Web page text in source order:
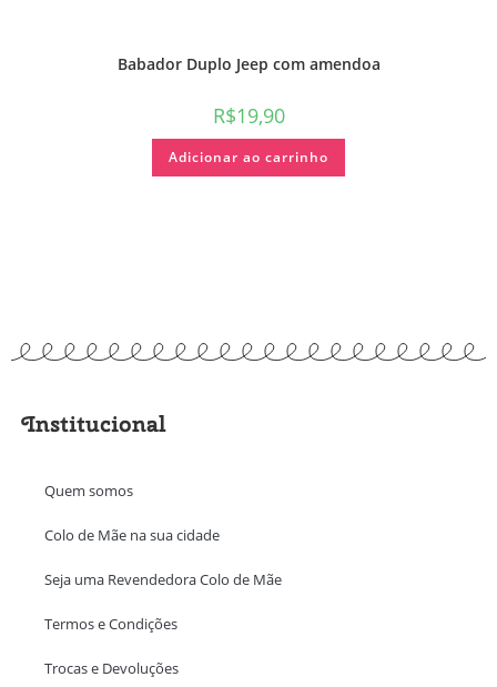
Babador Duplo Jeep com amendoa
R$19,90
Adicionar ao carrinho
Institucional
Quem somos
Colo de Mãe na sua cidade
Seja uma Revendedora Colo de Mãe
Termos e Condições
Trocas e Devoluções